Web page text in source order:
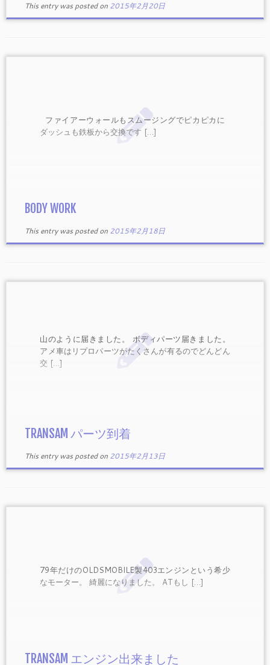
This entry was posted on 2015年2月20日
ファイアーウォールもスムージングでピカピカに
ダッシュも鉄板から交換です […]
BODY WORK
This entry was posted on 2015年2月18日
山のように届きました。 ボディパーツ届きました。
アメ車はリプロパーツがたくさんが有るのでどんどん
交 […]
TRANSAM パーツ到着
This entry was posted on 2015年2月13日
79年だけのOLDSMOBILE製403エンジンという希少
なモーター。 綺麗になりました。 ATもし […]
TRANSAM エンジン出来ました